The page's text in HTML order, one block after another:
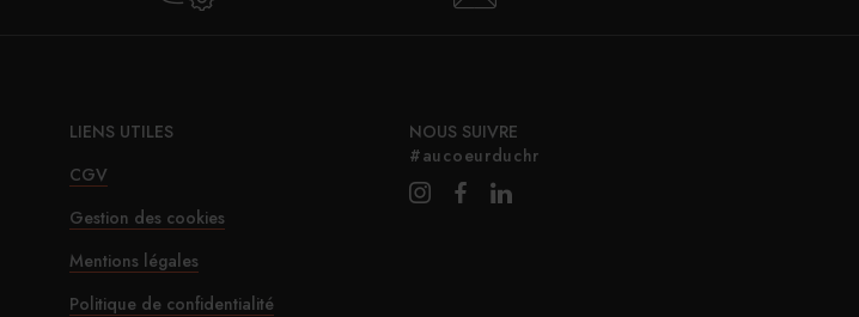
LIENS UTILES
CGV
Gestion des cookies
Mentions légales
Politique de confidentialité
NOUS SUIVRE
#aucoeurduchr